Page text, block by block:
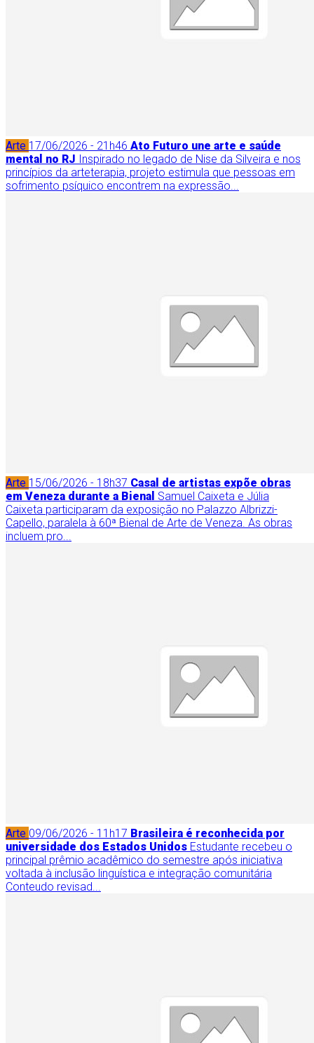
Arte 17/06/2026 - 21h46 Ato Futuro une arte e saúde
mental no RJ Inspirado no legado de Nise da Silveira e nos
princípios da arteterapia, projeto estimula que pessoas em
sofrimento psíquico encontrem na expressão...
Arte 15/06/2026 - 18h37 Casal de artistas expõe obras
em Veneza durante a Bienal Samuel Caixeta e Júlia
Caixeta participaram da exposição no Palazzo Albrizzi-
Capello, paralela à 60ª Bienal de Arte de Veneza. As obras
incluem pro...
Arte 09/06/2026 - 11h17 Brasileira é reconhecida por
universidade dos Estados Unidos Estudante recebeu o
principal prêmio acadêmico do semestre após iniciativa
voltada à inclusão linguística e integração comunitária
Conteudo revisad...